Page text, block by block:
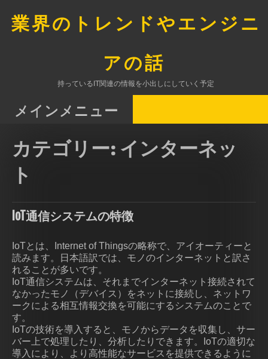
業界のトレンドやエンジニ
アの話
持っているIT関連の情報を小出しにしていく予定
メインメニュー
カテゴリー: インターネッ
ト
IoT通信システムの特徴
IoTとは、Internet of Thingsの略称で、アイオーティーと
読みます。日本語訳では、モノのインターネットと訳さ
れることが多いです。
IoT通信システムは、それまでインターネット接続されて
なかったモノ（デバイス）をネットに接続し、ネットワ
ークによる相互情報交換を可能にするシステムのことで
す。
IoTの技術を導入すると、モノからデータを収集し、サー
バー上で処理したり、分析したりできます。IoTの適切な
導入により、より高性能なサービスを提供できるように